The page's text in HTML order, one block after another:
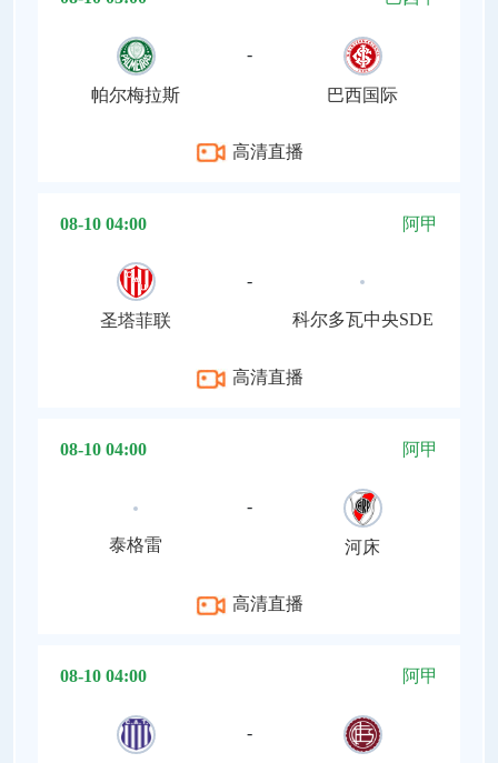
帕尔梅拉斯
-
巴西国际
高清直播
08-10 04:00 阿甲
圣塔菲联
-
科尔多瓦中央SDE
高清直播
08-10 04:00 阿甲
泰格雷
-
河床
高清直播
08-10 04:00 阿甲
-